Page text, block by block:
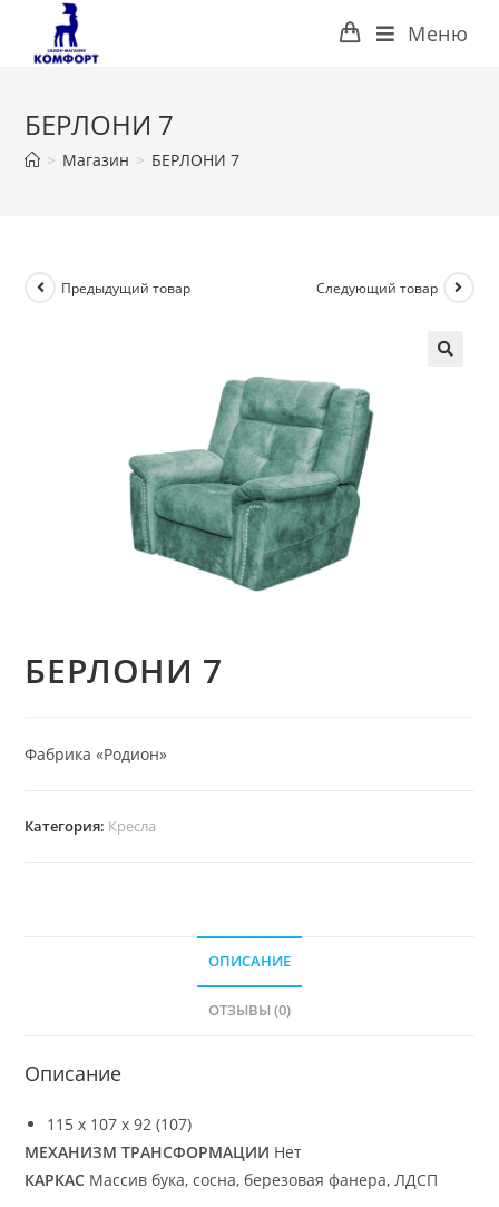
Перейти
содержимому
Меню
БЕРЛОНИ 7
> Магазин > БЕРЛОНИ 7
Предыдущий товар Следующий товар
БЕРЛОНИ 7
Фабрика «Родион»
Категория: Кресла
ОПИСАНИЕ
ОТЗЫВЫ (0)
Описание
115 х 107 х 92 (107)
МЕХАНИЗМ ТРАНСФОРМАЦИИ Нет
КАРКАС Массив бука, сосна, березовая фанера, ЛДСП